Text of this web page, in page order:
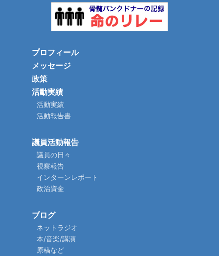
プロフィール
メッセージ
政策
活動実績
活動実績
活動報告書
議員活動報告
議員の日々
視察報告
インターンレポート
政治資金
ブログ
ネットラジオ
本/音楽/講演
原稿など